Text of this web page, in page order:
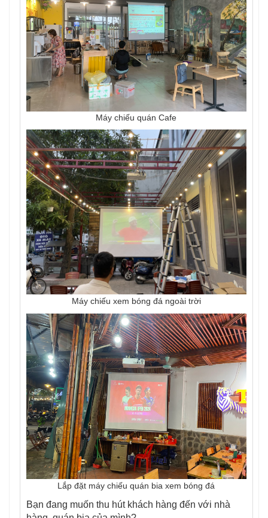
Máy chiếu quán Cafe
Máy chiếu xem bóng đá ngoài trời
Lắp đặt máy chiếu quán bia xem bóng đá
Bạn đang muốn thu hút khách hàng đến với nhà